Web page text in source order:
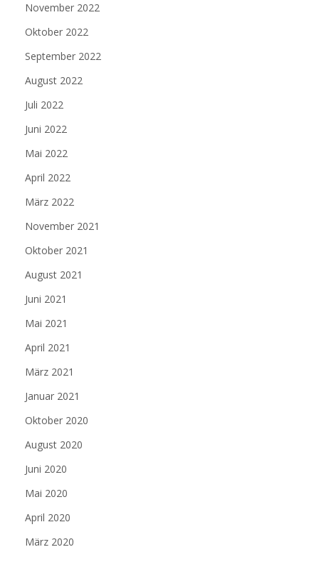
November 2022
Oktober 2022
September 2022
August 2022
Juli 2022
Juni 2022
Mai 2022
April 2022
März 2022
November 2021
Oktober 2021
August 2021
Juni 2021
Mai 2021
April 2021
März 2021
Januar 2021
Oktober 2020
August 2020
Juni 2020
Mai 2020
April 2020
März 2020